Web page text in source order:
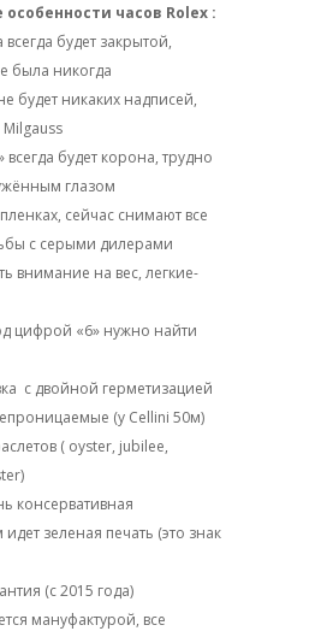
часов Rolex :
будет закрытой,
была никогда
будет никаких надписей,
будет корона, трудно
глазом
сейчас снимают все
с серыми дилерами
внимание на вес, легкие-
цифрой «6» нужно найти
с двойной герметизацией
(у Cellini 50м)
( oyster, jubilee,
консервативная
зеленая печать (это знак
(с 2015 года)
мануфактурой, все